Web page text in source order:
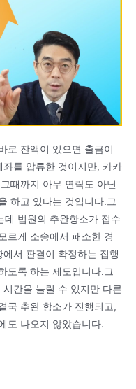
로 잔액이 있으면 출금이
를 압류한 것이지만, 카카
때까지 아무 연락도 아닌
하고 있다는 것입니다.그
데 법원의 추완항소가 접수
르게 소송에서 패소한 경
서 판결이 확정하는 집행
도록 하는 제도입니다.그
간을 늘릴 수 있지만 다른
국 추완 항소가 진행되고,
도 나오지 않았습니다.